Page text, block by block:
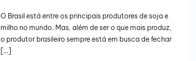
O Brasil está entre os principais produtores de soja e
milho no mundo. Mas, além de ser o que mais produz,
o produtor brasileiro sempre está em busca de fechar
[…]